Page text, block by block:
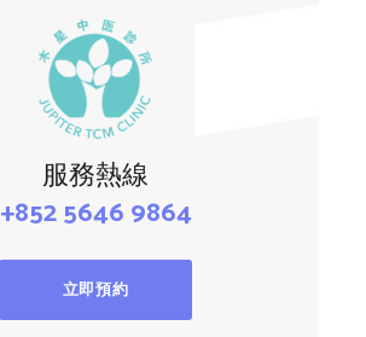
服務熱線
+852 5646 9864
立即預約